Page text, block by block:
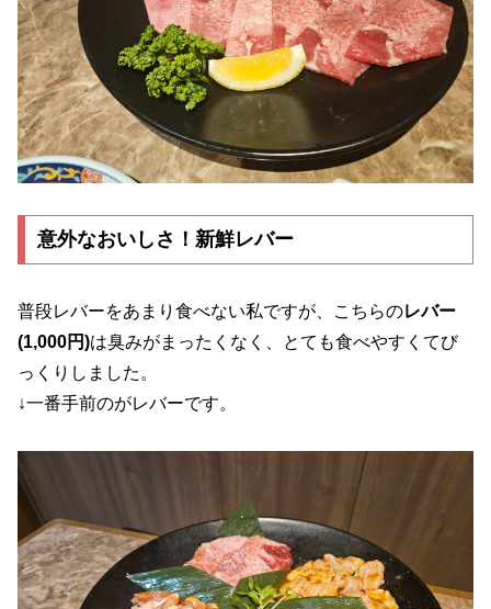
意外なおいしさ！新鮮レバー
普段レバーをあまり食べない私ですが、こちらのレバー
(1,000円)は臭みがまったくなく、とても食べやすくてび
っくりしました。
↓一番手前のがレバーです。